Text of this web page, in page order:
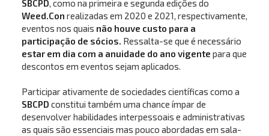
SBCPD, como na primeira e segunda edições do
Weed.Con realizadas em 2020 e 2021, respectivamente,
eventos nos quais não houve custo para a
participação de sócios. Ressalta-se que é necessário
estar em dia com a anuidade do ano vigente para que
descontos em eventos sejam aplicados.
Participar ativamente de sociedades científicas como a
SBCPD constitui também uma chance ímpar de
desenvolver habilidades interpessoais e administrativas
as quais são essenciais mas pouco abordadas em sala-